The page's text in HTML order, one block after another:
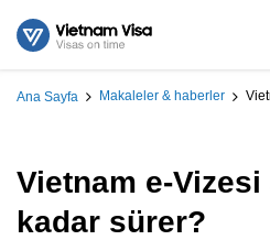
Ana Sayfa Makaleler & haberler
Vietnam e-
kadar sürer?